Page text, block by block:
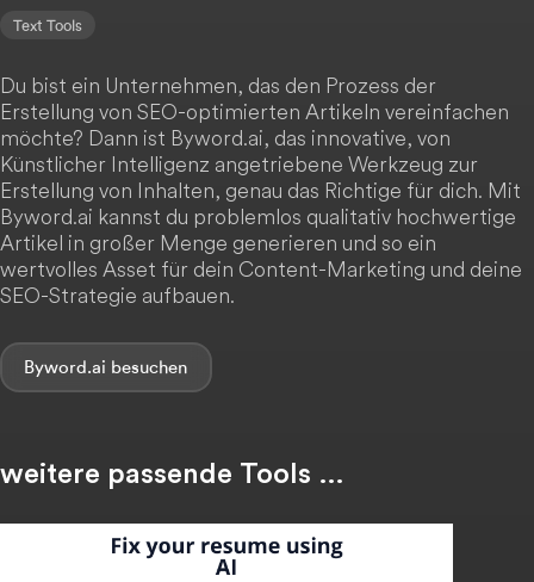
Text Tools
Du bist ein Unternehmen, das den Prozess der
Erstellung von SEO-optimierten Artikeln vereinfachen
möchte? Dann ist Byword.ai, das innovative, von
Künstlicher Intelligenz angetriebene Werkzeug zur
Erstellung von Inhalten, genau das Richtige für dich. Mit
Byword.ai kannst du problemlos qualitativ hochwertige
Artikel in großer Menge generieren und so ein
wertvolles Asset für dein Content-Marketing und deine
SEO-Strategie aufbauen.
Byword.ai
weitere passende Tools …